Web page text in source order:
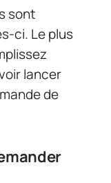
sont
ci. Le plus
lancer
de